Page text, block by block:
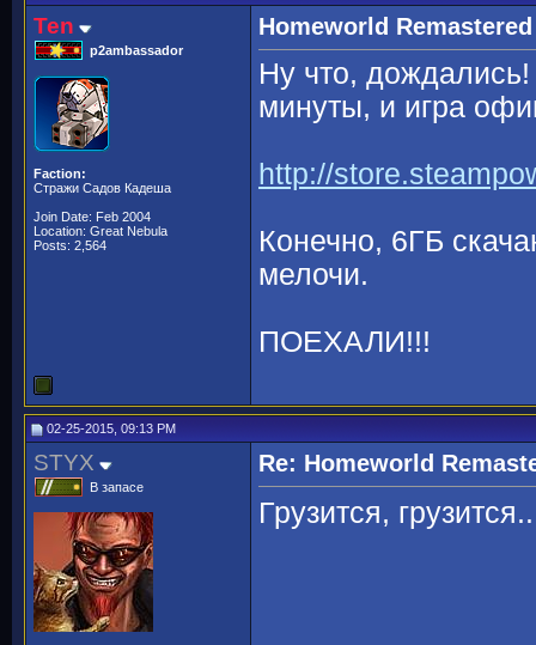
Ten
p2ambassador
Faction:
Стражи Садов Кадеша
Join Date: Feb 2004
Location: Great Nebula
Posts: 2,564
Homeworld
Ну что, дождались!
минуты, и игра
http://
Конечно, 6ГБ
мелочи.
ПОЕХАЛИ!!!
02-25-2015, 09:13 PM
STYX
В запасе
Re: Homeworld
Грузится,